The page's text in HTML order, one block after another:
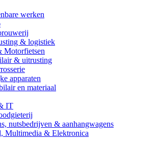
werken
& logistiek
Motorfietsen
& uitrusting
apparaten
en materiaal
IT
nutsbedrijven & aanhangwagens
Multimedia & Elektronica